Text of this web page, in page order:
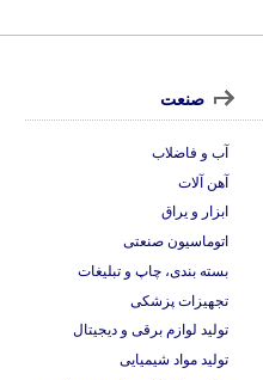
صنعت
آب و فاضلاب
آهن آلات
ابزار و یراق
اتوماسیون صنعتی
بسته بندی، چاپ و تبلیغات
تجهیزات پزشکی
تولید لوازم برقی و دیجیتال
تولید مواد شیمیایی